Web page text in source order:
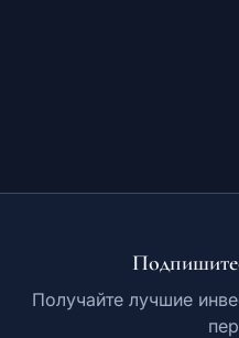
Получайте лучшие